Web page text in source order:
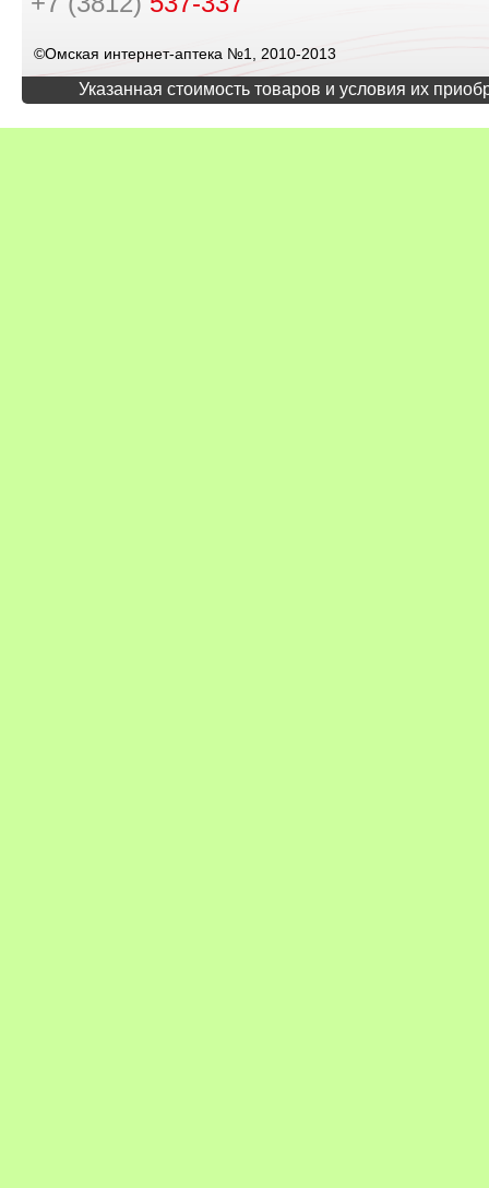
©Омская интернет-аптека №1, 2010-2013
Указанная стоимость товаров и условия их